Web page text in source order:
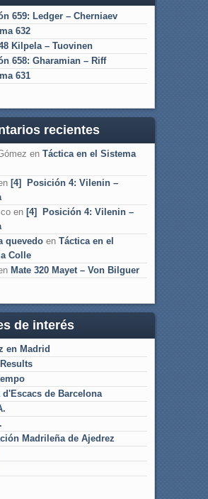
659: Ledger – Cherniaev
632
Kilpela – Tuovinen
658: Gharamian – Riff
631
recientes
en Táctica en el Sistema
[4] Posición 4: Vilenin –
en [4] Posición 4: Vilenin –
quevedoen Táctica en el
Colle
Mate 320 Mayet – Von Bilguer
de interés
en Madrid
d'Escacs de Barcelona
Madrileña de Ajedrez